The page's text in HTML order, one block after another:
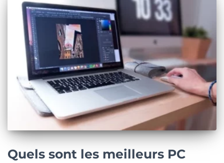
Quels sont les meilleurs PC